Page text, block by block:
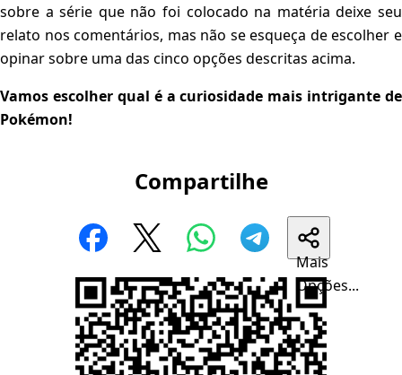
sobre a série que não foi colocado na matéria deixe seu
relato nos comentários, mas não se esqueça de escolher e
opinar sobre uma das cinco opções descritas acima.
Vamos escolher qual é a curiosidade mais intrigante de
Pokémon!
Compartilhe
Mais
Opções...